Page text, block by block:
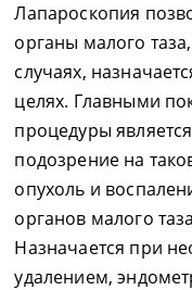
Лапароскопия
органы малого
случаях,
целях. Главными
процедуры
подозрение на
опухоль и
органов малого
Назначается при
удалением,